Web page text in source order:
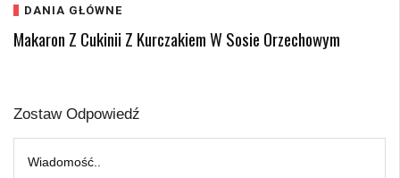
DANIA GŁÓWNE
Makaron Z Cukinii Z Kurczakiem W Sosie Orzechowym
Zostaw Odpowiedź